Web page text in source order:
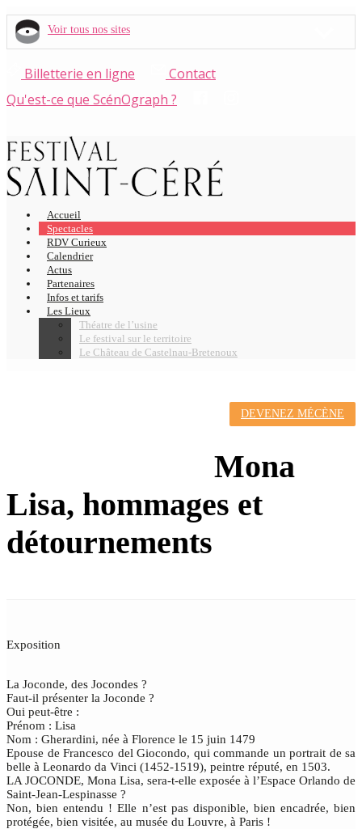
Voir tous nos sites
Billetterie en ligne
Contact
Qu'est-ce que ScénOgraph ?
Accueil
Spectacles
RDV Curieux
Calendrier
Actus
Partenaires
Infos et tarifs
Les Lieux
Théatre de l’usine
Le festival sur le territoire
Le Château de Castelnau-Bretenoux
DEVENEZ MÉCÈNE
Mona
Lisa, hommages et
détournements
Exposition
La Joconde, des Jocondes ?
Faut-il présenter la Joconde ?
Oui peut-être :
Prénom : Lisa
Nom : Gherardini, née à Florence le 15 juin 1479
Epouse de Francesco del Giocondo, qui commande un portrait de sa
belle à Leonardo da Vinci (1452-1519), peintre réputé, en 1503.
LA JOCONDE, Mona Lisa, sera-t-elle exposée à l’Espace Orlando de
Saint-Jean-Lespinasse ?
Non, bien entendu ! Elle n’est pas disponible, bien encadrée, bien
protégée, bien visitée, au musée du Louvre, à Paris !